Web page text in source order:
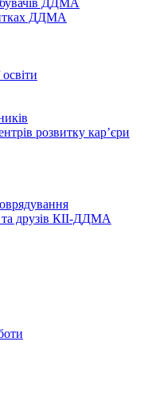
ДДМА
розвитку кар’єри
та друзів КІІ-ДДМА